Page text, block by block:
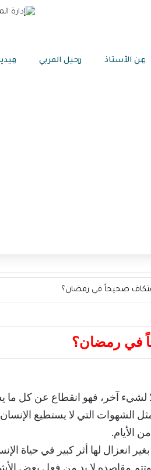
عن الأستاذ رحيل المربي
صحيحاً في رمضان؟
في رمضان؟
لشيء آخر، فهو انقطاع عن كل ما
الشهوات التي لا يستطيع الإنسان
الأيام.
انعزال لها أثر كبير في حياة
مقاصده لا بد من فعل بعض